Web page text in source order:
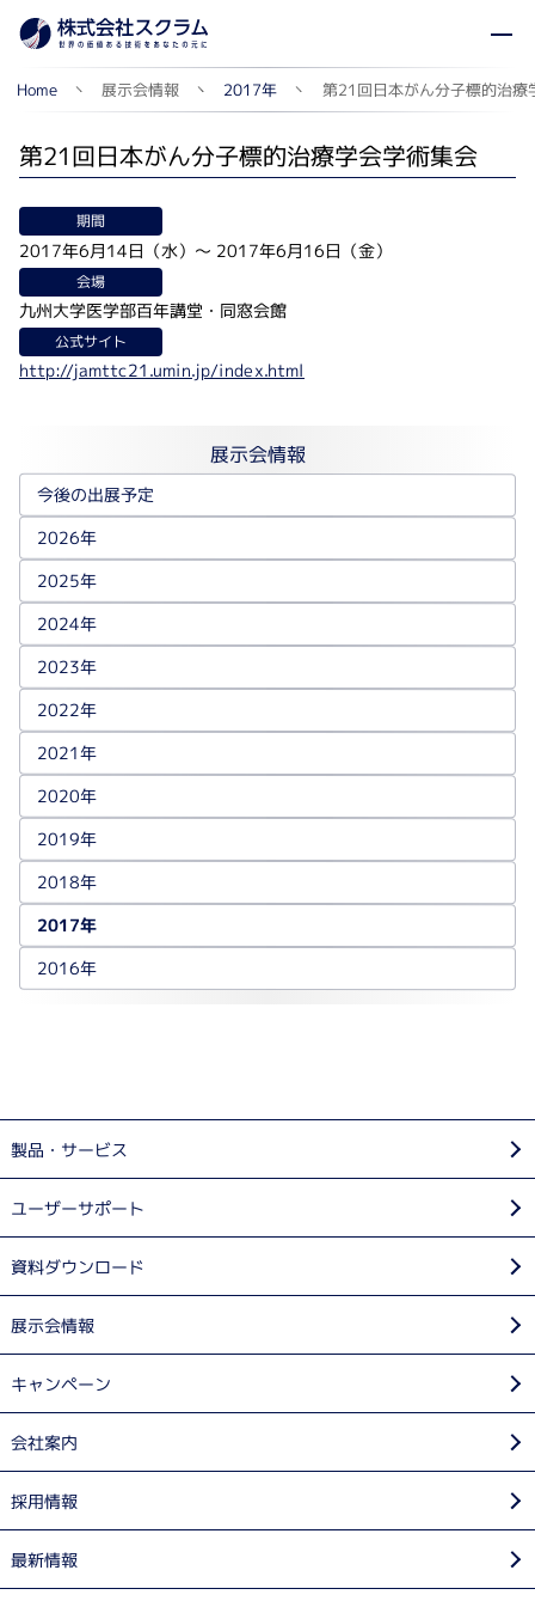
Home 展示会情報 2017年 第21回日本がん分子標的治療
第21回日本がん分子標的治療学会学術集会
期間
2017年6月14日（水） ～ 2017年6月16日（金）
会場
九州大学医学部百年講堂・同窓会館
公式サイト
http://jamttc21.umin.jp/index.html
展示会情報
今後の出展予定
2026年
2025年
2024年
2023年
2022年
2021年
2020年
2019年
2018年
2017年
2016年
製品・サービス
ユーザーサポート
資料ダウンロード
展示会情報
キャンペーン
会社案内
採用情報
最新情報